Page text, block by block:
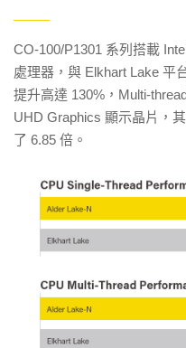
——
CO-100/P1301 系列搭載
處理器，與 Elkhart Lake 平
提升高達 130%，Multi-
UHD Graphics 顯示晶片，
了 6.85 倍。